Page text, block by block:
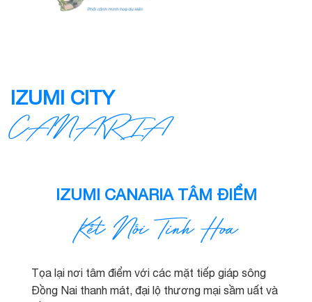
IZUMI CITY
CANARIA
IZUMI CANARIA TÂM ĐIỂM
Kết Nối Tinh Hoa
Tọa lại nơi tâm điểm với các mặt tiếp giáp sông
Đồng Nai thanh mát, đại lộ thương mại sầm uất và